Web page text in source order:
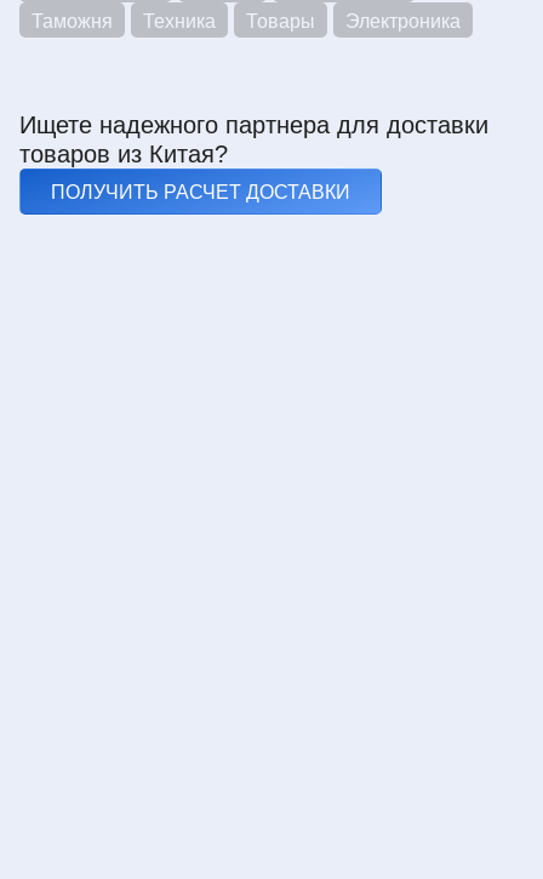
Таможня
Техника Товары Электроника
Ищете надежного партнера для доставки
товаров из Китая?
ПОЛУЧИТЬ РАСЧЕТ ДОСТАВКИ